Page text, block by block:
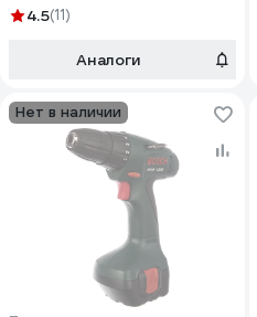
4.5(11)
Аналоги
Нет в наличии